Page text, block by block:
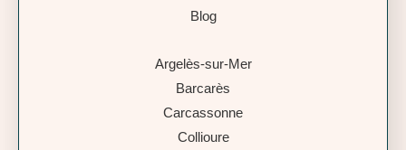
Blog
Argelès-sur-Mer
Barcarès
Carcassonne
Collioure